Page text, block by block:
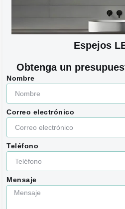
Espejos
Obtenga un
Nombre
Correo electrónico
Teléfono
Mensaje